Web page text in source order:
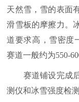
天然雪，雪的表面
滑雪板的摩擦力。
道要求高，雪密度
赛道一般约为550-
赛道铺设完成后
测仪和冰雪强度检